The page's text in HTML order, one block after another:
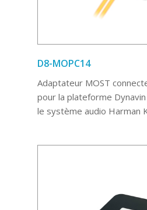
D8-MOPC14
Adaptateur MOST
pour la plateforme
le système audio Harman